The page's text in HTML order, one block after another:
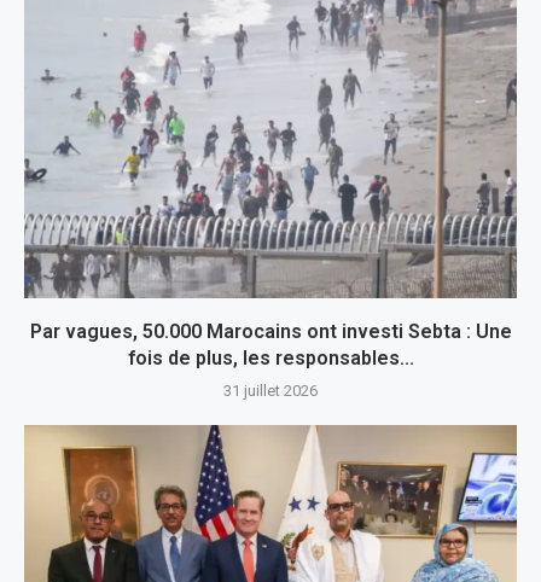
Par vagues, 50.000 Marocains ont investi Sebta : Une
fois de plus, les responsables...
31 juillet 2026